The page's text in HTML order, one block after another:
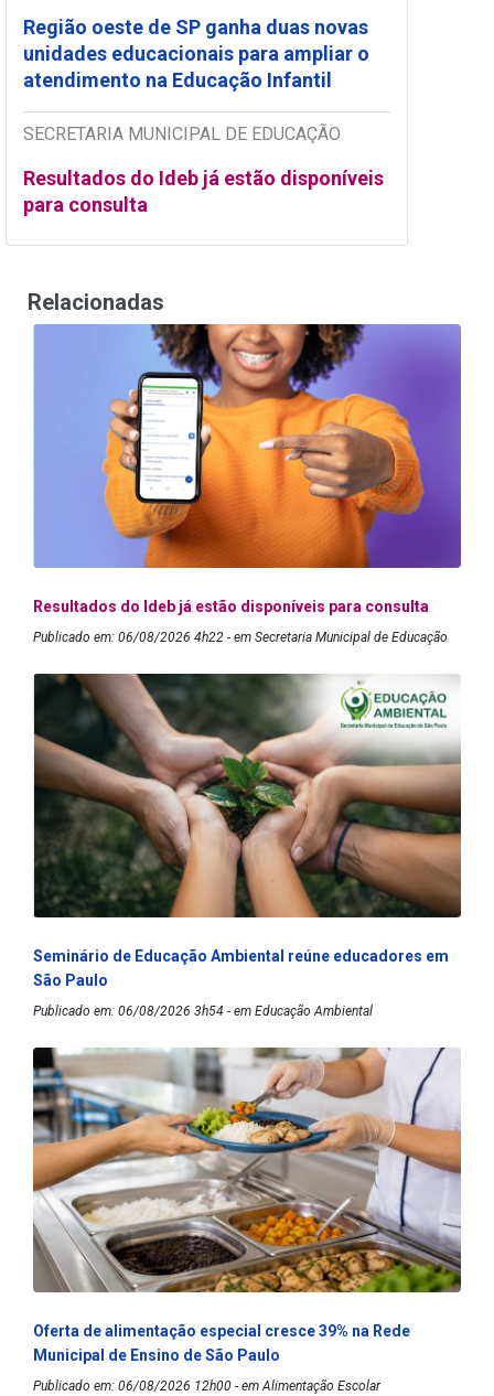
Região oeste de SP ganha duas novas
unidades educacionais para ampliar o
atendimento na Educação Infantil
SECRETARIA MUNICIPAL DE EDUCAÇÃO
Resultados do Ideb já estão disponíveis
para consulta
Relacionadas
Resultados do Ideb já estão disponíveis para consulta
Publicado em: 06/08/2026 4h22 - em Secretaria Municipal de Educação
Seminário de Educação Ambiental reúne educadores em
São Paulo
Publicado em: 06/08/2026 3h54 - em Educação Ambiental
Oferta de alimentação especial cresce 39% na Rede
Municipal de Ensino de São Paulo
Publicado em: 06/08/2026 12h00 - em Alimentação Escolar